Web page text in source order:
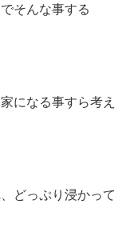
そんな事する
になる事すら考え
どっぷり浸かって